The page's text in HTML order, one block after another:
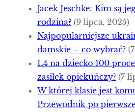
Jacek Jeschke: Kim są
rodzina? (9 lipca, 2025)
Najpopularniejsze
damskie – co wybrać?
L4 na dziecko 100
zasiłek opiekuńczy? (7
W której klasie jest
Przewodnik po